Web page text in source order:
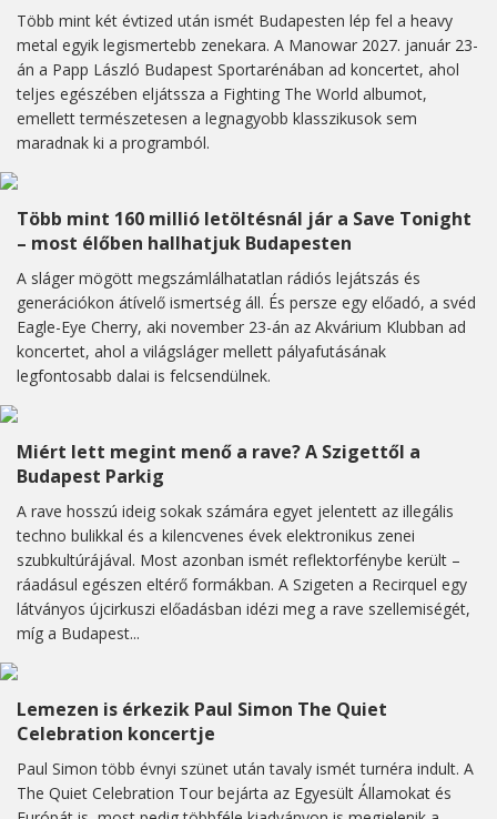
Több mint két évtized után ismét Budapesten lép fel a heavy
metal egyik legismertebb zenekara. A Manowar 2027. január 23-
án a Papp László Budapest Sportarénában ad koncertet, ahol
teljes egészében eljátssza a Fighting The World albumot,
emellett természetesen a legnagyobb klasszikusok sem
maradnak ki a programból.
Több mint 160 millió letöltésnál jár a Save Tonight
– most élőben hallhatjuk Budapesten
A sláger mögött megszámlálhatatlan rádiós lejátszás és
generációkon átívelő ismertség áll. És persze egy előadó, a svéd
Eagle-Eye Cherry, aki november 23-án az Akvárium Klubban ad
koncertet, ahol a világsláger mellett pályafutásának
legfontosabb dalai is felcsendülnek.
Miért lett megint menő a rave? A Szigettől a
Budapest Parkig
A rave hosszú ideig sokak számára egyet jelentett az illegális
techno bulikkal és a kilencvenes évek elektronikus zenei
szubkultúrájával. Most azonban ismét reflektorfénybe került –
ráadásul egészen eltérő formákban. A Szigeten a Recirquel egy
látványos újcirkuszi előadásban idézi meg a rave szellemiségét,
míg a Budapest...
Lemezen is érkezik Paul Simon The Quiet
Celebration koncertje
Paul Simon több évnyi szünet után tavaly ismét turnéra indult. A
The Quiet Celebration Tour bejárta az Egyesült Államokat és